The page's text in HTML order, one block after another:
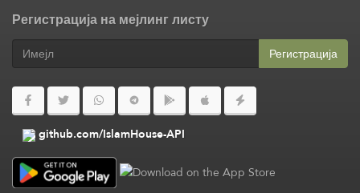
Регистрација на мејлинг листу
Регистрација
github.com/IslamHouse-API